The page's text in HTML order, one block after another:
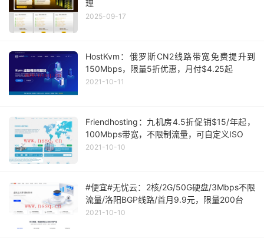
理
2025-09-17
HostKvm：俄罗斯CN2线路带宽免费提升到
150Mbps，限量5折优惠，月付$4.25起
2021-10-11
Friendhosting：九机房4.5折促销$15/年起，
100Mbps带宽，不限制流量，可自定义ISO
2021-10-10
#便宜#无忧云：2核/2G/50G硬盘/3Mbps不限
流量/洛阳BGP线路/首月9.9元，限量200台
2021-10-10